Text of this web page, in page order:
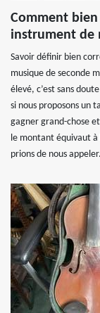
Comment
instrument de
Savoir définir bien
musique de seconde
élevé, c’est sans
si nous proposons un
gagner grand-chose
le montant équivaut à
prions de nous appeler.